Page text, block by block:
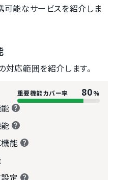
可能なサービスを紹介しま
対応範囲を紹介します。
重要機能カバー率 80%
能